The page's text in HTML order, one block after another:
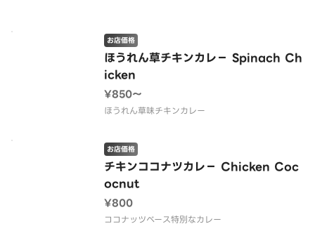
ほうれん草チキンカレ− Spinach Ch
icken
お店価格
¥850〜
ほうれん草味チキンカレー
チキンココナツカレ− Chicken Coc
ocnut
お店価格
¥800
ココナッツベース特別なカレー